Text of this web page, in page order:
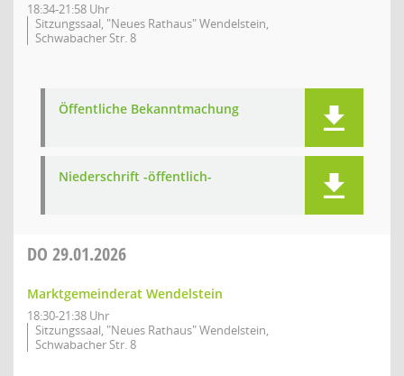
18:34-21:58 Uhr
Sitzungssaal, "Neues Rathaus" Wendelstein,
Schwabacher Str. 8
Öffentliche Bekanntmachung
Niederschrift -öffentlich-
DO 29.01.2026
Marktgemeinderat Wendelstein
18:30-21:38 Uhr
Sitzungssaal, "Neues Rathaus" Wendelstein,
Schwabacher Str. 8